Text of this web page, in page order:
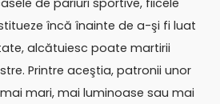
de pariuri sportive, fiicele
încă înainte de a-şi fi luat
alcătuiesc poate martirii
Printre aceştia, patronii unor
mari, mai luminoase sau mai